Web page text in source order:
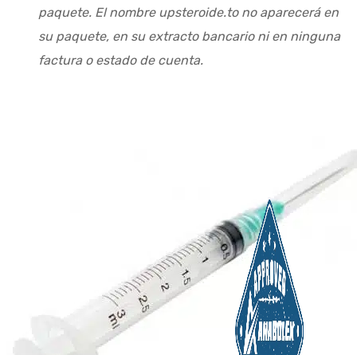
paquete. El nombre upsteroide.to no aparecerá en
su paquete, en su extracto bancario ni en ninguna
factura o estado de cuenta.